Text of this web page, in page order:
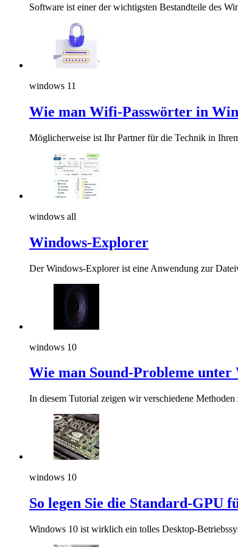
Software ist einer der wichtigsten Bestandteile des
windows 11
Wie man Wifi-Passwörter in
Möglicherweise ist Ihr Partner für die Technik in
windows all
Windows-Explorer
Der Windows-Explorer ist eine Anwendung zur
windows 10
Wie man Sound-Probleme unter
In diesem Tutorial zeigen wir verschiedene
windows 10
So legen Sie die Standard-GPU
Windows 10 ist wirklich ein tolles Desktop-